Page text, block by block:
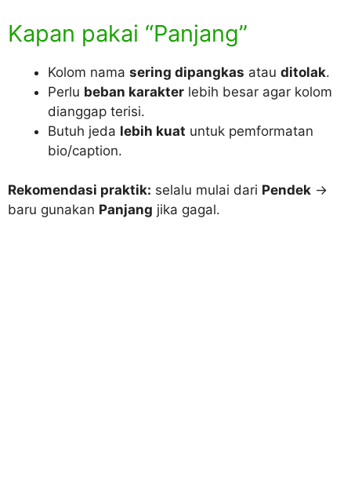
Kapan pakai “Panjang”
Kolom nama sering dipangkas atau ditolak.
Perlu beban karakter lebih besar agar kolom
dianggap terisi.
Butuh jeda lebih kuat untuk pemformatan
bio/caption.
Rekomendasi praktik: selalu mulai dari Pendek →
baru gunakan Panjang jika gagal.